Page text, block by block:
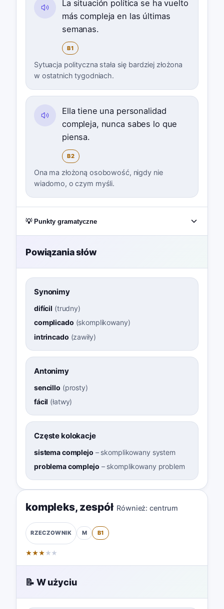
La situación política se ha vuelto
más compleja en las últimas
semanas.
B1
Sytuacja polityczna stała się bardziej złożona
w ostatnich tygodniach.
Ella tiene una personalidad
compleja, nunca sabes lo que
piensa.
B2
Ona ma złożoną osobowość, nigdy nie
wiadomo, o czym myśli.
💡 Punkty gramatyczne
Powiązania słów
Synonimy
difícil (trudny)
complicado (skomplikowany)
intrincado (zawiły)
Antonimy
sencillo (prosty)
fácil (łatwy)
Częste kolokacje
sistema complejo – skomplikowany system
problema complejo – skomplikowany problem
kompleks, zespół Również: centrum
RZECZOWNIK M B1
★★★ ★ ★
📝 W użyciu